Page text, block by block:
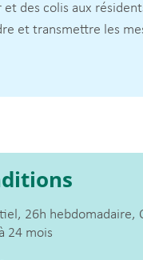
des colis aux
et transmettre les
26h hebdomadaire,
24 mois